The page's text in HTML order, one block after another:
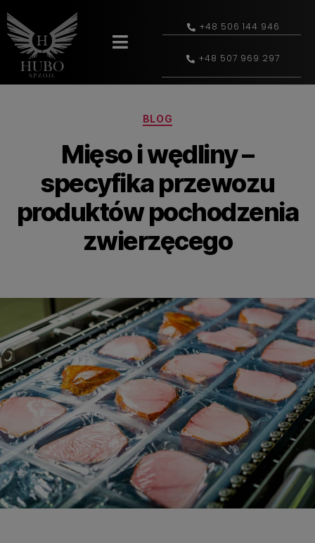
+48 506 144 946
+48 507 969 297
BLOG
Mięso i wędliny –
specyfika przewozu
produktów pochodzenia
zwierzęcego